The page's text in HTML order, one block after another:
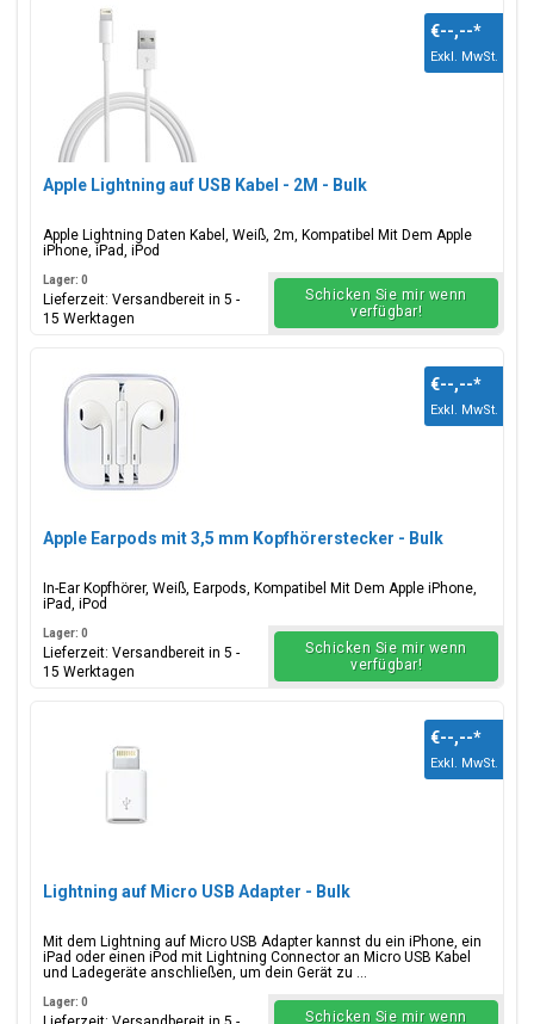
Apple Lightning auf USB Kabel - 2M - Bulk
Apple Lightning Daten Kabel, Weiß, 2m, Kompatibel Mit Dem Apple
iPhone, iPad, iPod
€--,--*
Exkl. MwSt.
Lager: 0
Lieferzeit: Versandbereit in 5 -
15 Werktagen
Schicken Sie mir wenn
verfügbar!
Apple Earpods mit 3,5 mm Kopfhörerstecker - Bulk
In-Ear Kopfhörer, Weiß, Earpods, Kompatibel Mit Dem Apple iPhone,
iPad, iPod
€--,--*
Exkl. MwSt.
Lager: 0
Lieferzeit: Versandbereit in 5 -
15 Werktagen
Schicken Sie mir wenn
verfügbar!
Lightning auf Micro USB Adapter - Bulk
Mit dem Lightning auf Micro USB Adapter kannst du ein iPhone, ein
iPad oder einen iPod mit Lightning Connector an Micro USB Kabel
und Ladegeräte anschließen, um dein Gerät zu ...
€--,--*
Exkl. MwSt.
Lager: 0
Schicken Sie mir wenn